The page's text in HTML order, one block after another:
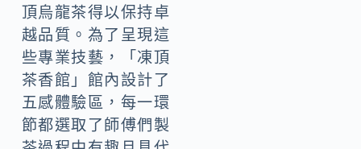
頂烏龍茶得以保持卓
越品質。為了呈現這
些專業技藝，「凍頂
茶香館」館內設計了
五感體驗區，每一環
節都選取了師傅們製